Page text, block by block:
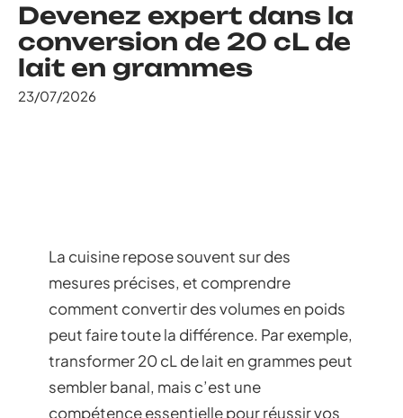
Devenez expert dans la
conversion de 20 cL de
lait en grammes
23/07/2026
La cuisine repose souvent sur des
mesures précises, et comprendre
comment convertir des volumes en poids
peut faire toute la différence. Par exemple,
transformer 20 cL de lait en grammes peut
sembler banal, mais c’est une
compétence essentielle pour réussir vos